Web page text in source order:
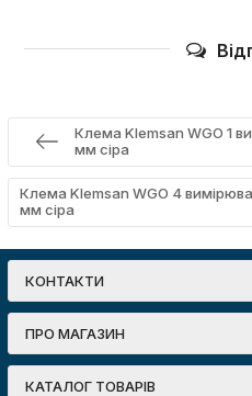
Клема Klemsan WGO 1
мм сіра
Клема Klemsan WGO 4
мм сіра
КОНТАКТИ
ПРО МАГАЗИН
КАТАЛОГ ТОВАРІВ